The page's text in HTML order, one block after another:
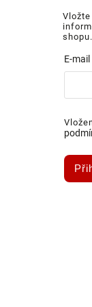
shopu.
E-mail